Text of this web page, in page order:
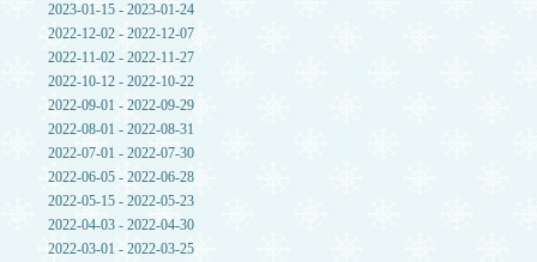
2023-01-15 - 2023-01-24
2022-12-02 - 2022-12-07
2022-11-02 - 2022-11-27
2022-10-12 - 2022-10-22
2022-09-01 - 2022-09-29
2022-08-01 - 2022-08-31
2022-07-01 - 2022-07-30
2022-06-05 - 2022-06-28
2022-05-15 - 2022-05-23
2022-04-03 - 2022-04-30
2022-03-01 - 2022-03-25